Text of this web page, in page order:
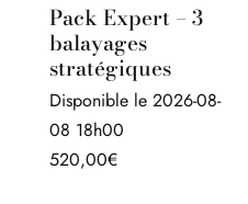
Pack Expert – 3
balayages
stratégiques
Disponible le 2026-08-
08 18h00
520,00€